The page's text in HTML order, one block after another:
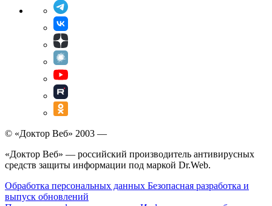
© «Доктор Веб» 2003 —
«Доктор Веб» — российский производитель антивирусных
средств защиты информации под маркой Dr.Web.
Обработка персональных данных Безопасная разработка и
выпуск обновлений